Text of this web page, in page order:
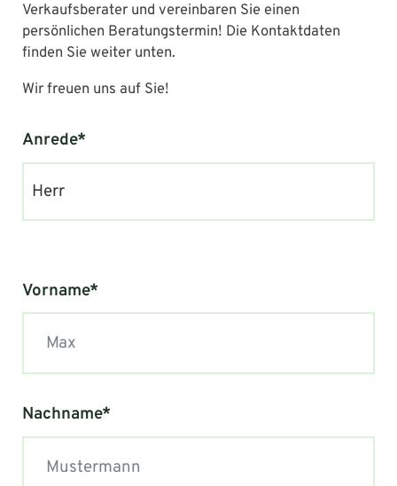
Verkaufsberater und vereinbaren Sie einen
persönlichen Beratungstermin! Die Kontaktdaten
finden Sie weiter unten.
Wir freuen uns auf Sie!
Anrede*
Herr
Vorname*
Nachname*